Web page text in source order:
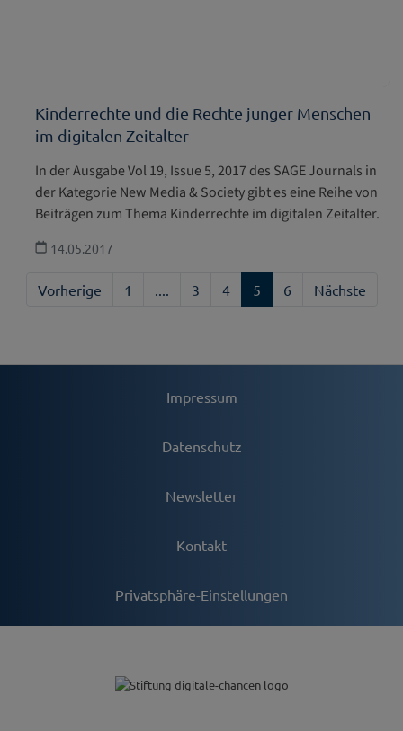
Kinderrechte und die Rechte junger Menschen
im digitalen Zeitalter
In der Ausgabe Vol 19, Issue 5, 2017 des SAGE Journals in
der Kategorie New Media & Society gibt es eine Reihe von
Beiträgen zum Thema Kinderrechte im digitalen Zeitalter.
14.05.2017
Vorherige 1 3 4 5 6 Nächste
Impressum
Datenschutz
Newsletter
Kontakt
Privatsphäre-Einstellungen